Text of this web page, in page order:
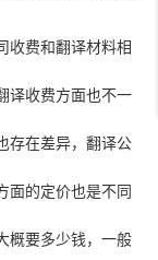
收费和翻译材料相
译收费方面也不一
存在差异，翻译公
面的定价也是不同
概要多少钱，一般